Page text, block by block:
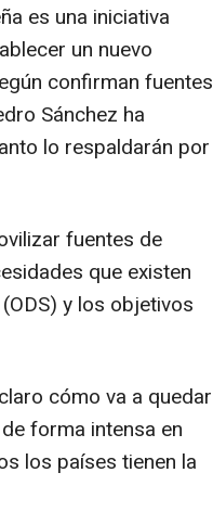
es una iniciativa
un nuevo
confirman fuentes
Sánchez ha
lo respaldarán por
fuentes de
que existen
y los objetivos
cómo va a quedar
forma intensa en
los países tienen la